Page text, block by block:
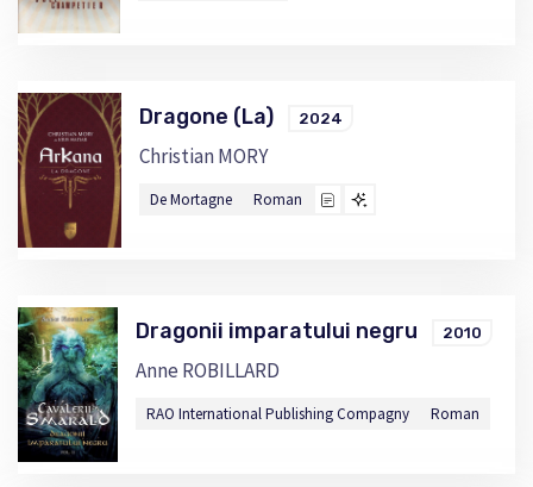
Dragone (La) 2024
Christian MORY
De Mortagne Roman
Dragonii imparatului negru 2010
Anne ROBILLARD
RAO International Publishing Compagny Roman